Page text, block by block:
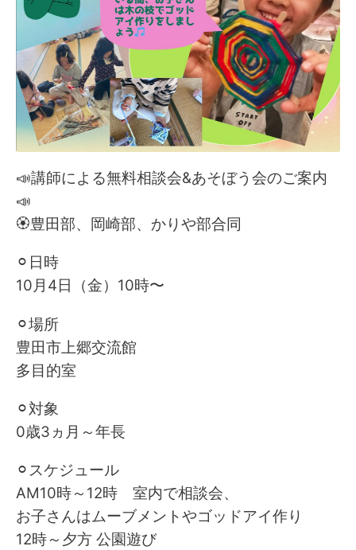
📣講師による無料相談会&あそぼう会のご案内
📣
🏵️豊田部、岡崎部、かりや部合同
⚪︎日時
10月4日（金） 10時〜
⚪︎場所
豊田市上郷交流館
多目的室
⚪︎対象
0歳3ヵ月～年長
⚪︎スケジュール
AM10時～12時 室内で相談会、
お子さんはムーブメントやゴッドアイ作り
12時～夕方 公園遊び